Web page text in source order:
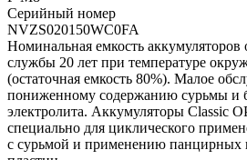
Серийный номер
NVZS020150WC0FA
Номинальная емкость
службы 20 лет при температуре
(остаточная емкость 80%). Малое
пониженному содержанию сурьмы и
электролита. Аккумуляторы Classic
специально для циклического
с сурьмой и применению панцирных